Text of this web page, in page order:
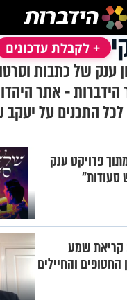
+ לקבלת עדכונים
ענק של כתבות
- אתר
התכנים על יעקב
פרויקט ענק
קריאת שמע
והחיילים